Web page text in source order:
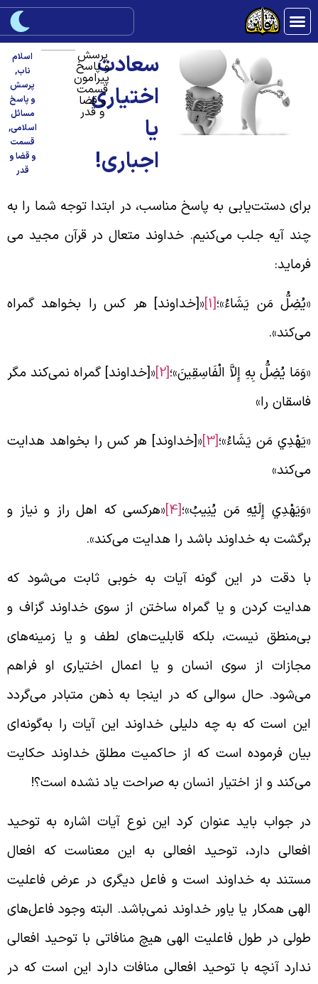
سعادت
اختیاری
یا
اجباری!
پرسش
و پاسخ
پیرامون
قسمت
و قضا
و قدر
اسلام
ناب,
پرسش
و پاسخ
مسائل
اسلامی,
قسمت
و قضا و
قدر
دستت‌یابی به پاسخ مناسب، در ابتدا توجه شما را به
آیه جلب می‌کنیم. خداوند متعال در قرآن مجید می‌
مَن يَشَاءُ»؛[1] «[خداوند] هر کس را بخواهد گمراه
يُضِلُّ بِهِ إِلاَّ الْفَاسِقِينَ»؛[2] «[خداوند] گمراه نمی‌کند مگر
را»
مَن يَشَاءُ»؛[3]
«[خداوند] هر کس را بخواهد هدایت
إِلَيْهِ مَن يُنِيبُ»؛[4]
«هرکسی که اهل راز و نیاز و
به خداوند باشد را هدایت می‌کند».
دقت در این ‌گونه آیات به خوبی ثابت می‌شود که
کردن و یا گمراه ساختن از سوی خداوند گزاف و
نیست، بلکه قابلیت‌های لطف و یا زمینه‌های
از سوی انسان و یا اعمال اختیاری او فراهم
حال سوالی که در اینجا به ذهن متبادر می‌گردد
است که به چه دلیلی خداوند این آیات را به‌گونه‌ای
فرموده است که از حاکمیت مطلق خداوند حکایت
و از اختیار انسان به صراحت یاد نشده است؟!
جواب باید عنوان کرد این نوع آیات اشاره به توحید
دارد، توحید افعالی به این معناست که افعال
به خداوند است و فاعل دیگری در عرض فاعلیت
همکار یا یاور خداوند نمی‌باشد. البته وجود فاعل‌های
در طول فاعلیت الهی هیچ منافاتی با توحید افعالی
آنچه با توحید افعالی منافات دارد این است که در